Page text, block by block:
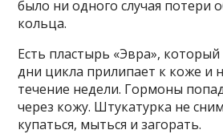
было ни одного случая потери
кольца.
Есть пластырь «Эвра»,
дни цикла прилипает к коже и
течение недели. Гормоны
через кожу. Штукатурка не
купаться, мыться и загорать.